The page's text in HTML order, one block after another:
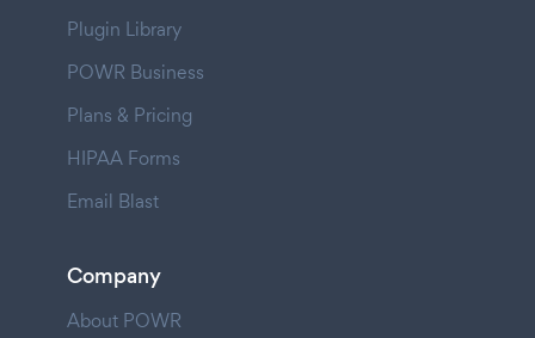
Plugin Library
POWR Business
Plans & Pricing
HIPAA Forms
Email Blast
Company
About POWR